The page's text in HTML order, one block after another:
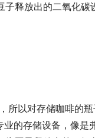
释放出的二氧化碳
所以对存储咖啡的
的存储设备，像是